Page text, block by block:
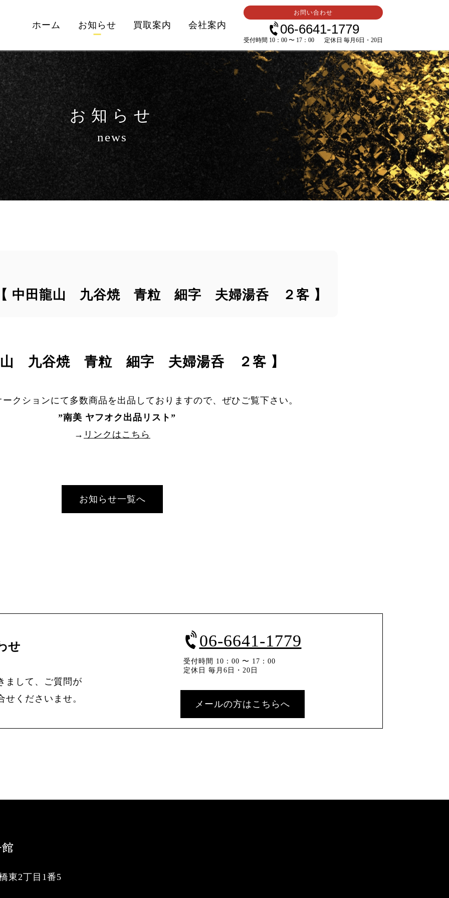
ホーム お知らせ 買取案内 会社案内
お問い合わせ
06-6641-1779
受付時間 10：00 〜 17：00 定休日 毎月6日・20日
お知らせ
news
中田龍山 九谷焼 青粒 細字 夫婦湯呑 ２客 】
山 九谷焼 青粒 細字 夫婦湯呑 ２客 】
クションにて多数商品を出品しておりますので、ぜひご覧下さい。
”南美 ヤフオク出品リスト ”
→ リンクはこちら
お知らせ一覧へ
せ
まして、ご質問が
くださいませ。
06-6641-1779
受付時間 10：00 〜 17：00
定休日 毎月6日・20日
メールの方はこちらへ
東2丁目1番5